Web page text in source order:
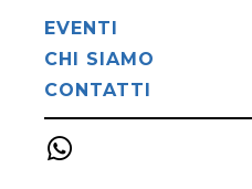
EVENTI
CHI SIAMO
CONTATTI